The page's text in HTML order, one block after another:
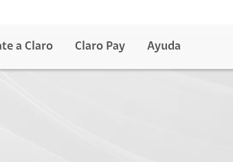
a Claro Claro Pay Ayuda